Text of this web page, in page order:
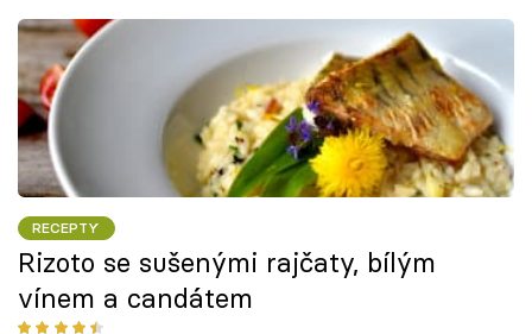
RECEPTY
Rizoto se sušenými rajčaty, bílým
vínem a candátem